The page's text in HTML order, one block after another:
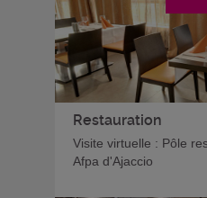
Restauration
Visite virtuelle : Pôle
Afpa d'Ajaccio